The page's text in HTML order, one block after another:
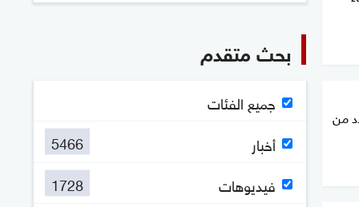
من
بحث متقدم
جميع الفئات
أخبار
5466
فيديوهات
1728